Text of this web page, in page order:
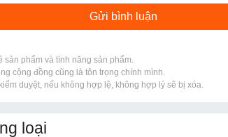
sản phẩm và tính năng sản phẩm.
cộng đồng cũng là tôn trọng chính mình.
duyệt, nếu không hợp lệ, không hợp lý sẽ bị xóa.
loại